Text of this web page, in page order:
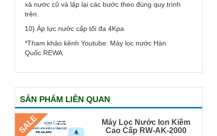
xả nước cũ và lặp lại các bước theo đúng quy trình
trên.
10) Áp lực nước cấp tối đa 4Kpa
*Tham khảo kênh Youtube: Máy lọc nước Hàn
Quốc REWA
SẢN PHẨM LIÊN QUAN
SALE
Máy Lọc Nước Ion Kiềm
Cao Cấp RW-AK-2000